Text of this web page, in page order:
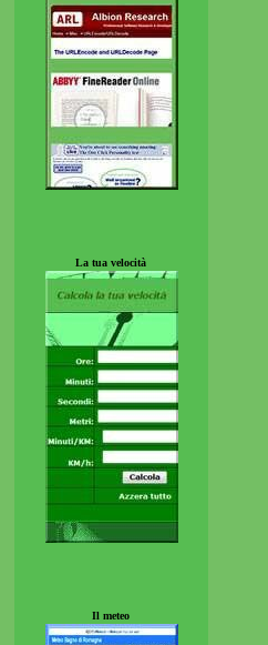
La tua velocità
Il meteo